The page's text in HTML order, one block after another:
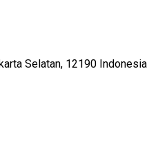
Selatan, 12190 Indonesia